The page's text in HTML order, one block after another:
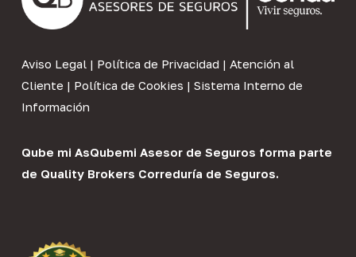
Aviso Legal| Política de Privacidad | Atención al
Cliente | Política de Cookies | Sistema Interno de
Información
Qube mi AsQubemi Asesor de Seguros forma parte
de Quality Brokers Correduría de Seguros.